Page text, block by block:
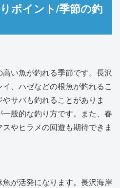
ポイント/季節の釣
い魚が釣れる季節です。長沢
、ハゼなどの根魚が釣れるこ
サバも釣れることがありま
般的な釣り方です。また、春
やヒラメの回遊も期待できま
が活発になります。長沢海岸